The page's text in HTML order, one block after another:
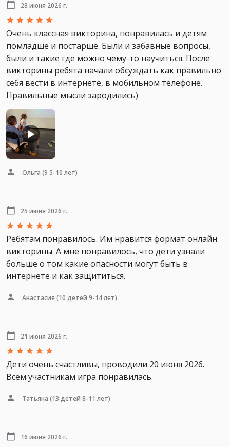
28 июня 2026 г.
Очень классная викторина, понравилась и детям
помладше и постарше. Были и забавные вопросы,
были и такие где можно чему-то научиться. После
викторины ребята начали обсуждать как правильно
себя вести в интернете, в мобильном телефоне.
Правильные мысли зародились)
Ольга (9 5-10 лет)
25 июня 2026 г.
Ребятам понравилось. Им нравится формат онлайн
викторины. А мне понравилось, что дети узнали
больше о том какие опасности могут быть в
интернете и как защититься.
Анастасия (10 детей 9-14 лет)
21 июня 2026 г.
Дети очень счастливы, проводили 20 июня 2026.
Всем участникам игра понравилась.
Татьяна (13 детей 8-11 лет)
16 июня 2026 г.